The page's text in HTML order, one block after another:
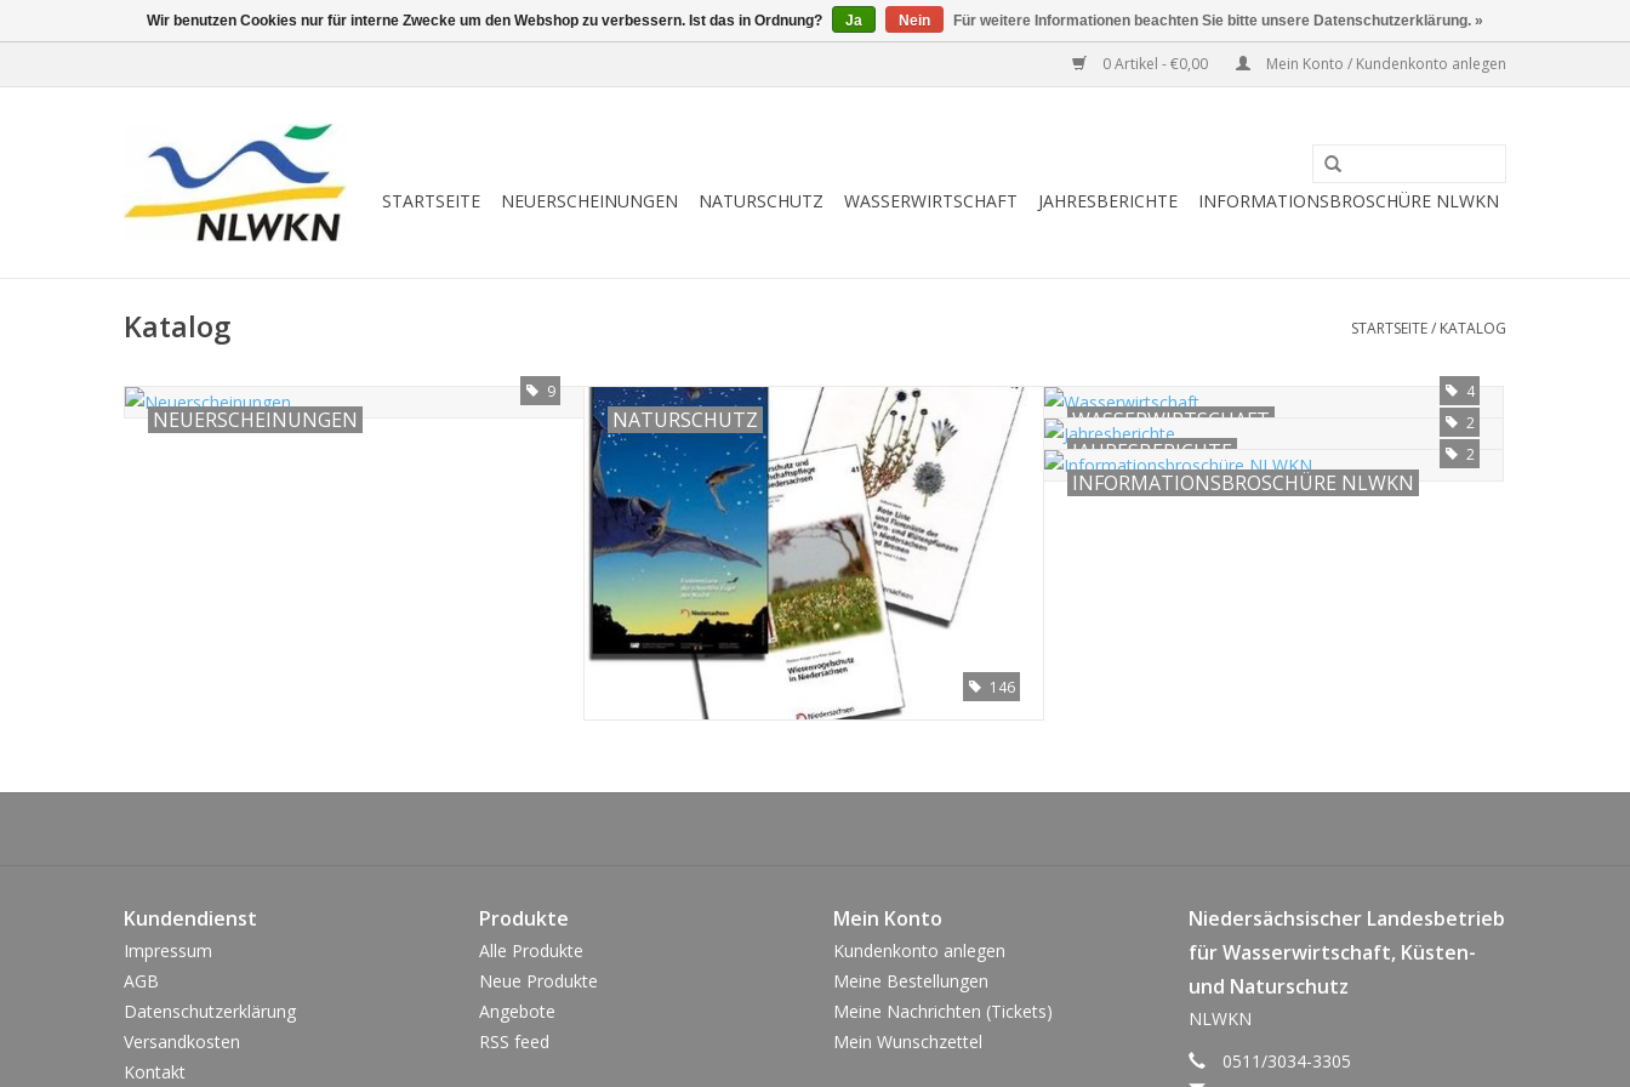
0 Artikel - €0,00 Mein Konto / Kundenkonto anlegen
STARTSEITE NEUERSCHEINUNGEN NATURSCHUTZ WASSERWIRTSCHAFT JAHRESBERICHTE INFORMATIONSBROSCHÜRE NLWKN
Katalog STARTSEITE/ KATALOG
NEUERSCHEINUNGEN
9
NATURSCHUTZ
146
WASSERWIRTSCHAFT
4
JAHRESBERICHTE
2
INFORMATIONSBROSCHÜRE NLWKN
2
Kundendienst
Impressum
AGB
Datenschutzerklärung
Versandkosten
Kontakt
Produkte
Alle Produkte
Neue Produkte
Angebote
RSS feed
Mein Konto
Kundenkonto anlegen
Meine Bestellungen
Meine Nachrichten (Tickets)
Mein Wunschzettel
Niedersächsischer Landesbetrieb
für Wasserwirtschaft, Küsten-
und Naturschutz
NLWKN
0511/3034-3305
Wir benutzen Cookies nur für interne Zwecke um den Webshop zu verbessern. Ist das in Ordnung? Ja Nein Für weitere Informationen beachten Sie bitte unsere Datenschutzerklärung. »